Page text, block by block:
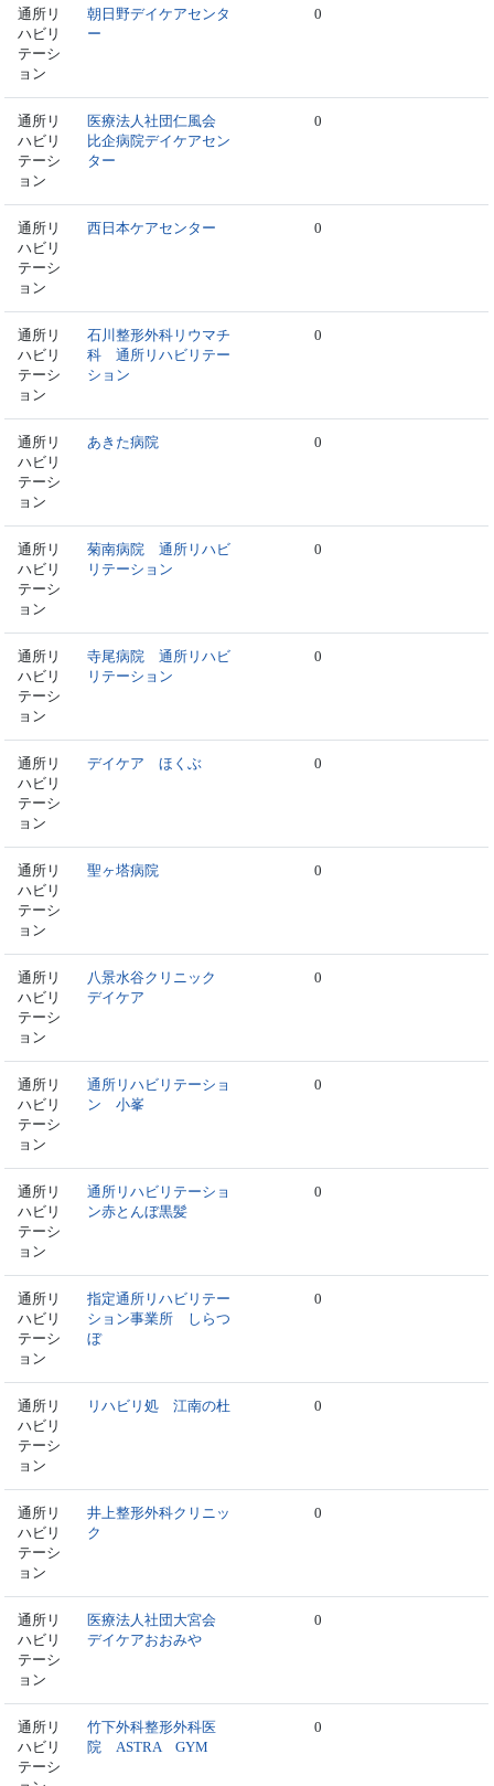
通所リ
ハビリ
テーシ
ョン
朝日野デイケアセンタ
ー
0
通所リ
ハビリ
テーシ
ョン
医療法人社団仁風会
比企病院デイケアセン
ター
0
通所リ
ハビリ
テーシ
ョン
西日本ケアセンター 0
通所リ
ハビリ
テーシ
ョン
石川整形外科リウマチ
科 通所リハビリテー
ション
0
通所リ
ハビリ
テーシ
ョン
あきた病院 0
通所リ
ハビリ
テーシ
ョン
菊南病院 通所リハビ
リテーション
0
通所リ
ハビリ
テーシ
ョン
寺尾病院 通所リハビ
リテーション
0
通所リ
ハビリ
テーシ
ョン
デイケア ほくぶ 0
通所リ
ハビリ
テーシ
ョン
聖ヶ塔病院 0
通所リ
ハビリ
テーシ
ョン
八景水谷クリニック
デイケア
0
通所リ
ハビリ
テーシ
ョン
通所リハビリテーショ
ン 小峯
0
通所リ
ハビリ
テーシ
ョン
通所リハビリテーショ
ン赤とんぼ黒髪
0
通所リ
ハビリ
テーシ
ョン
指定通所リハビリテー
ション事業所 しらつ
ぼ
0
通所リ
ハビリ
テーシ
ョン
リハビリ処 江南の杜 0
通所リ
ハビリ
テーシ
ョン
井上整形外科クリニッ
ク
0
通所リ
ハビリ
テーシ
ョン
医療法人社団大宮会
デイケアおおみや
0
通所リ
ハビリ
テーシ
竹下外科整形外科医
院 ASTRA GYM
0